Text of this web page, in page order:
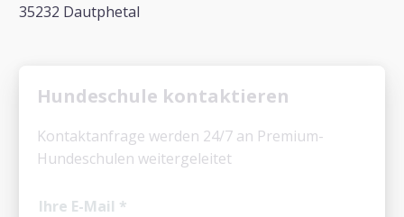
35232 Dautphetal
Hundeschule kontaktieren
Kontaktanfrage werden 24/7 an Premium-
Hundeschulen weitergeleitet
Ihre E-Mail *